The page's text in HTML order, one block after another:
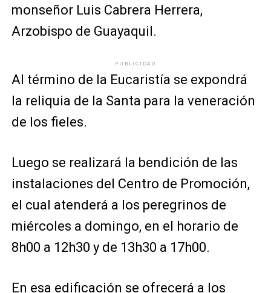
monseñor Luis Cabrera Herrera,
Arzobispo de Guayaquil.
PUBLICIDAD
Al término de la Eucaristía se expondrá
la reliquia de la Santa para la veneración
de los fieles.
Luego se realizará la bendición de las
instalaciones del Centro de Promoción,
el cual atenderá a los peregrinos de
miércoles a domingo, en el horario de
8h00 a 12h30 y de 13h30 a 17h00.
En esa edificación se ofrecerá a los